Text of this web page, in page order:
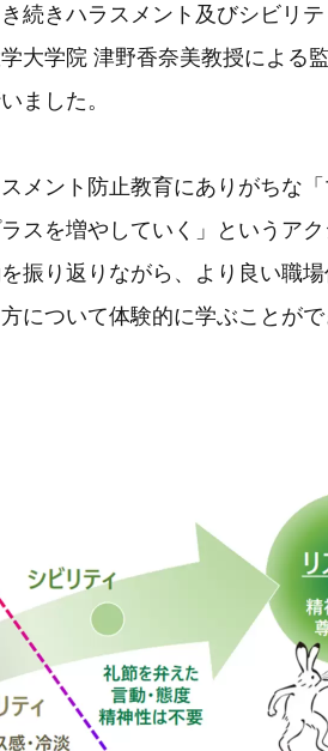
続きハラスメント及びシビリ
大学院 津野香奈美教授による監
ました。
メント防止教育にありがちな
スを増やしていく」というア
振り返りながら、より良い職
について体験的に学ぶことが